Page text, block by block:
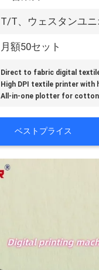
T/T、ウェスタンユニ
月額50セット
Direct to fabric digital
High DPI textile printer with
All-in-one plotter for
ベストプライス